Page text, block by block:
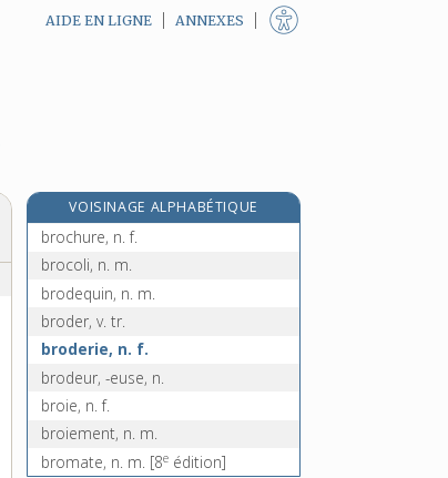
AIDE EN LIGNE ANNEXES
VOISINAGE ALPHABÉTIQUE
brochoir, n. m.
brochure, n. f.
brocoli, n. m.
brodequin, n. m.
broder, v. tr.
broderie, n. f.
brodeur, -euse, n.
broie, n. f.
broiement, n. m.
bromate, n. m. [8e édition]